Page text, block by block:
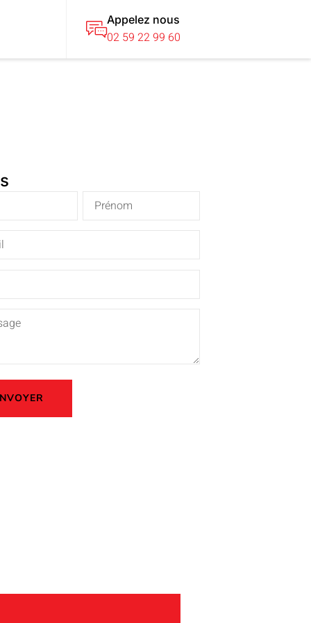
Appelez nous
02 59 22 99 60